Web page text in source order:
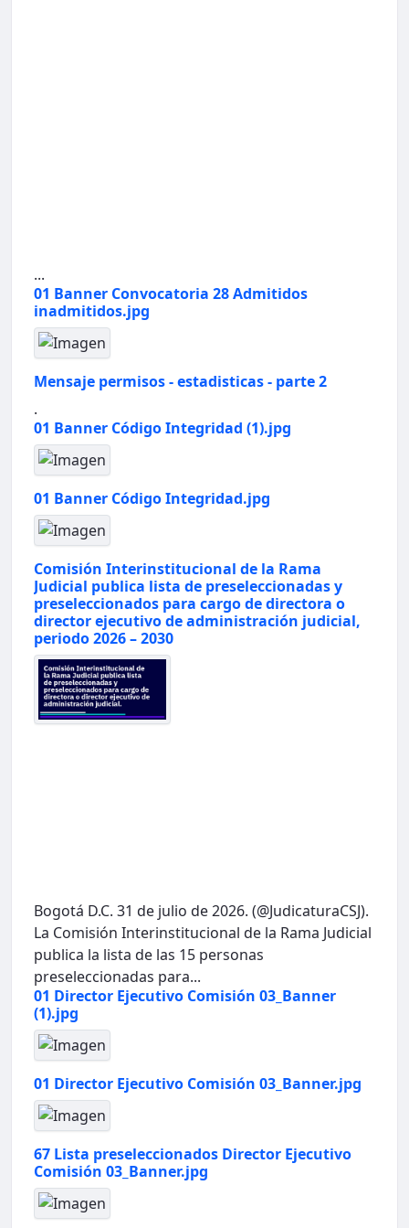
...
01 Banner Convocatoria 28 Admitidos
inadmitidos.jpg
Mensaje permisos - estadisticas - parte 2
.
01 Banner Código Integridad (1).jpg
01 Banner Código Integridad.jpg
Comisión Interinstitucional de la Rama
Judicial publica lista de preseleccionadas y
preseleccionados para cargo de directora o
director ejecutivo de administración judicial,
periodo 2026 – 2030
Bogotá D.C. 31 de julio de 2026. (@JudicaturaCSJ).
La Comisión Interinstitucional de la Rama Judicial
publica la lista de las 15 personas
preseleccionadas para...
01 Director Ejecutivo Comisión 03_Banner
(1).jpg
01 Director Ejecutivo Comisión 03_Banner.jpg
67 Lista preseleccionados Director Ejecutivo
Comisión 03_Banner.jpg